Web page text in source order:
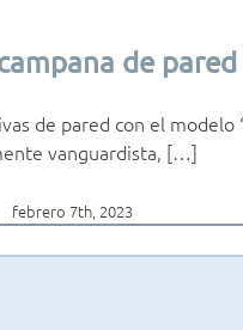
de pared
de pared con el modelo
vanguardista, […]
febrero 7th, 2023